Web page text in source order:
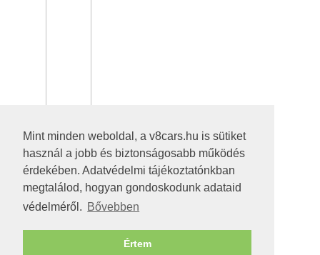
Mint minden weboldal, a v8cars.hu is sütiket
használ a jobb és biztonságosabb működés
érdekében. Adatvédelmi tájékoztatónkban
megtalálod, hogyan gondoskodunk adataid
védelméről. Bővebben
Értem